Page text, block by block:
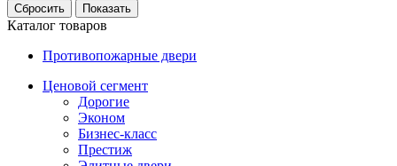
Каталог товаров
Противопожарные двери
Ценовой сегмент
Дорогие
Эконом
Бизнес-класс
Престиж